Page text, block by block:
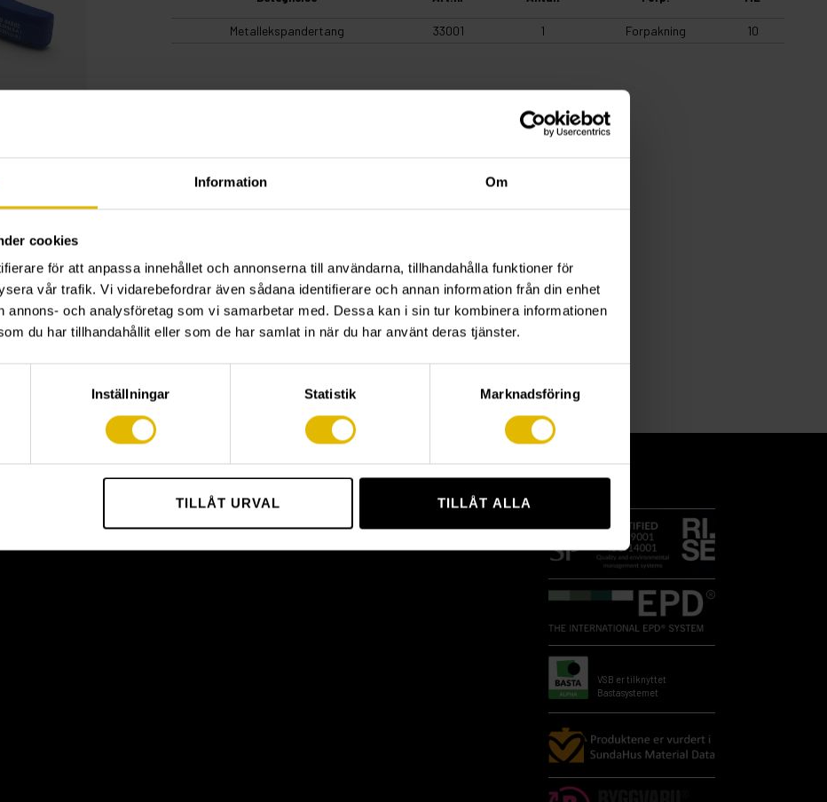
Information Om
cookies
för att anpassa innehållet och annonserna till användarna, tillhandahålla funktioner för
vår trafik. Vi vidarebefordrar även sådana identifierare och annan information från din enhet
annons- och analysföretag som vi samarbetar med. Dessa kan i sin tur kombinera informationen
du har tillhandahållit eller som de har samlat in när du har använt deras tjänster.
Inställningar Statistik Marknadsföring
TILLÅT URVAL TILLÅT ALLA
Metallekspandertang 33001 1 Forpakning 10
VSB er tilknyttet
Bastasystemet